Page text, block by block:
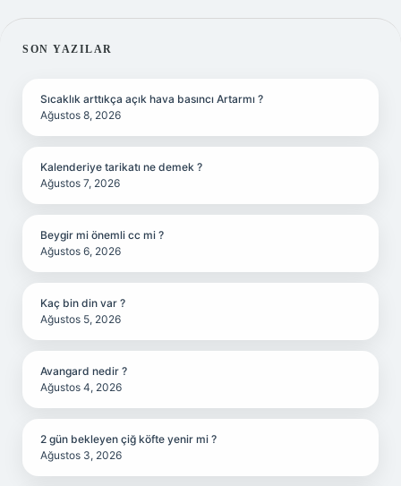
SIDEBAR
SON YAZILAR
Sıcaklık arttıkça açık hava basıncı Artarmı ?
Ağustos 8, 2026
Kalenderiye tarikatı ne demek ?
Ağustos 7, 2026
Beygir mi önemli cc mi ?
Ağustos 6, 2026
Kaç bin din var ?
Ağustos 5, 2026
Avangard nedir ?
Ağustos 4, 2026
2 gün bekleyen çiğ köfte yenir mi ?
Ağustos 3, 2026